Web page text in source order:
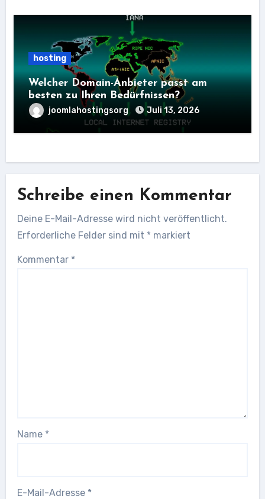
hosting
Welcher Domain-Anbieter passt am
besten zu Ihren Bedürfnissen?
joomlahostingsorg Juli 13, 2026
Schreibe einen Kommentar
Deine E-Mail-Adresse wird nicht veröffentlicht.
Erforderliche Felder sind mit * markiert
Kommentar *
Name *
E-Mail-Adresse *